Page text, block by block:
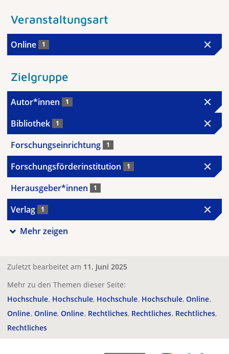
Veranstaltungsart
Online 1
Zielgruppe
Autor*innen 1
Bibliothek 1
Forschungseinrichtung 1
Forschungsförderinstitution 1
Herausgeber*innen 1
Verlag 1
Mehr zeigen
Zuletzt bearbeitet am 11. Juni 2025
Mehr zu den Themen dieser Seite:
Hochschule Hochschule Hochschule Hochschule Online
Online Online Online Rechtliches Rechtliches Rechtliches
Rechtliches